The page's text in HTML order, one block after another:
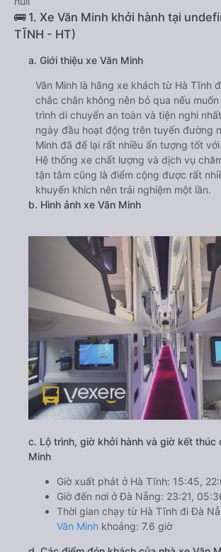
🚌 1. Xe Văn Minh khởi hành tại
TĨNH - HT)
a. Giới thiệu xe Văn Minh
Văn Minh là hãng xe khách từ Hà Tĩnh
chắc chắn không nên bỏ qua nếu
trình di chuyển an toàn và tiện nghi
ngày đầu hoạt động trên tuyến đường
Minh đã để lại rất nhiều ấn tượng tốt
Hệ thống xe chất lượng và dịch vụ
tận tâm cũng là điểm cộng được rất
khuyến khích nên trải nghiệm một lần.
b. Hình ảnh xe Văn Minh
c. Lộ trình, giờ khởi hành và giờ kết thúc
Minh
Giờ xuất phát ở Hà Tĩnh: 15:45,
Giờ đến nơi ở Đà Nẵng: 23:21,
Thời gian chạy từ Hà Tĩnh đi Đà
Văn Minh khoảng: 7.6 giờ